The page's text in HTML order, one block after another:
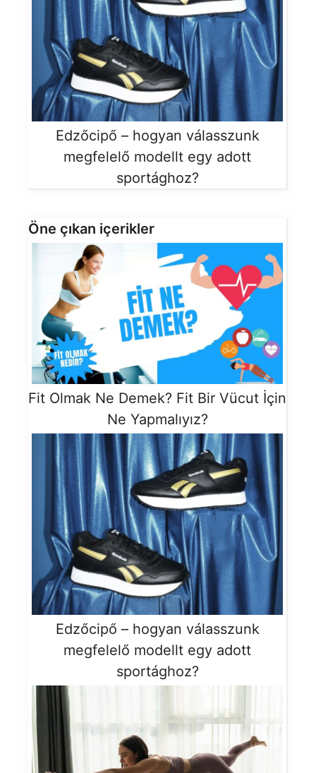
Edzőcipő – hogyan válasszunk
megfelelő modellt egy adott
sportághoz?
Öne çıkan içerikler
Fit Olmak Ne Demek? Fit Bir Vücut İçin
Ne Yapmalıyız?
Edzőcipő – hogyan válasszunk
megfelelő modellt egy adott
sportághoz?